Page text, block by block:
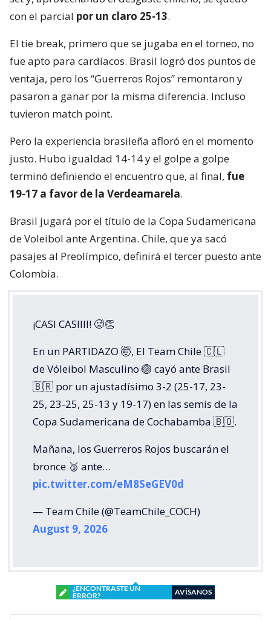
con el parcial por un claro 25-13.
El tie break, primero que se jugaba en el torneo, no
fue apto para cardíacos. Brasil logró dos puntos de
ventaja, pero los “Guerreros Rojos” remontaron y
pasaron a ganar por la misma diferencia. Incluso
tuvieron match point.
Pero la experiencia brasileña afloró en el momento
justo. Hubo igualdad 14-14 y el golpe a golpe
terminó definiendo el encuentro que, al final, fue
19-17 a favor de la Verdeamarela.
Brasil jugará por el título de la Copa Sudamericana
de Voleibol ante Argentina. Chile, que ya sacó
pasajes al Preolímpico, definirá el tercer puesto ante
Colombia.
¡CASI CASIIII! 🥵👏
En un PARTIDAZO 🤯, El Team Chile 🇨🇱
de Vóleibol Masculino 🏐 cayó ante Brasil
🇧🇷 por un ajustadísimo 3-2 (25-17, 23-
25, 23-25, 25-13 y 19-17) en las semis de la
Copa Sudamericana de Cochabamba 🇧🇴.
Mañana, los Guerreros Rojos buscarán el
bronce 🥉 ante…
pic.twitter.com/eM8SeGEV0d
— Team Chile (@TeamChile_COCH)
August 9, 2026
¿ENCONTRASTE UN
ERROR?
AVÍSANOS